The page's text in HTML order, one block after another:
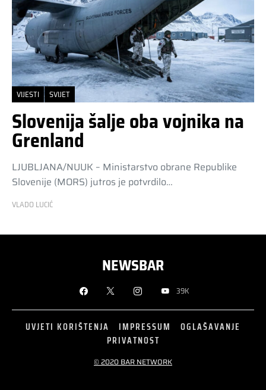
VIJESTI SVIJET
Slovenija šalje oba vojnika na
Grenland
LJUBLJANA/NUUK – Ministarstvo obrane Republike
Slovenije (MORS) jutros je potvrdilo…
VLADO LUCIĆ
NEWSBAR
39K
UVJETI KORIŠTENJA IMPRESSUM
OGLAŠAVANJE
PRIVATNOST
© 2020 BAR NETWORK